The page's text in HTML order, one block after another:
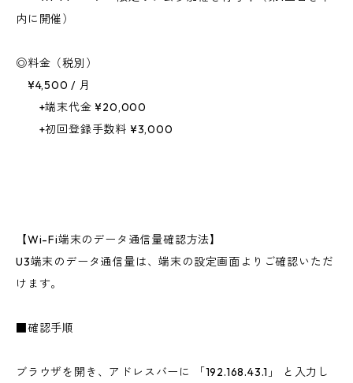
内に開催）
◎料金（税別）
¥4,500 / 月
+端末代金 ¥20,000
+初回登録手数料 ¥3,000
【Wi-Fi端末のデータ通信量確認方法】
U3端末のデータ通信量は、端末の設定画面よりご確認いただ
けます。
■確認手順
ブラウザを開き、アドレスバーに 「192.168.43.1」 と入力し